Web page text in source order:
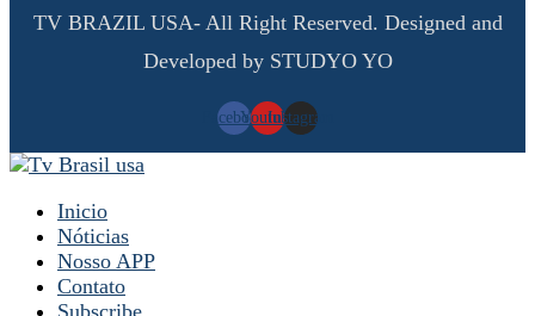
TV BRAZIL USA- All Right Reserved. Designed and
Developed by STUDYO YO
FacebookYoutubeInstagram
Inicio
Nóticias
Nosso APP
Contato